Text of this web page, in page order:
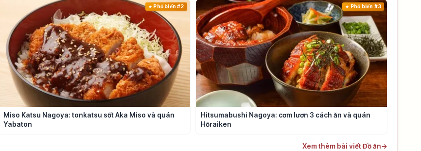
Phổ biến #2
Miso Katsu Nagoya: tonkatsu sốt Aka Miso và quán
Yabaton
Phổ biến #3
Hitsumabushi Nagoya: cơm lươn 3 cách ăn và quán
Hōraiken
Xem thêm bài viết Đồ ăn→